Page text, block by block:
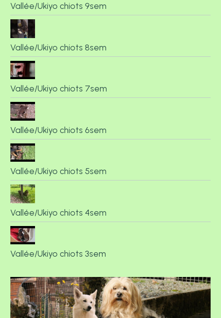
Vallée/Ukiyo chiots 9sem
Vallée/Ukiyo chiots 8sem
Vallée/Ukiyo chiots 7sem
Vallée/Ukiyo chiots 6sem
Vallée/Ukiyo chiots 5sem
Vallée/Ukiyo chiots 4sem
Vallée/Ukiyo chiots 3sem